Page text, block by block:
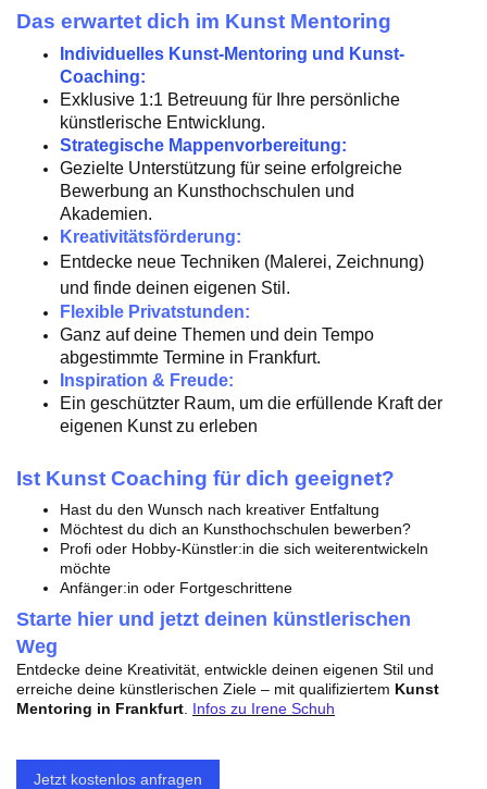
Das erwartet dich im Kunst Mentoring
Individuelles Kunst-Mentoring und Kunst-
Coaching:
Exklusive 1:1 Betreuung für Ihre persönliche
künstlerische Entwicklung.
Strategische Mappenvorbereitung:
Gezielte Unterstützung für seine erfolgreiche
Bewerbung an Kunsthochschulen und
Akademien.
Kreativitätsförderung:
Entdecke neue Techniken (Malerei, Zeichnung)
und finde deinen eigenen Stil.
Flexible Privatstunden:
Ganz auf deine Themen und dein Tempo
abgestimmte Termine in Frankfurt.
Inspiration & Freude:
Ein geschützter Raum, um die erfüllende Kraft der
eigenen Kunst zu erleben
Ist Kunst Coaching für dich geeignet?
Hast du den Wunsch nach kreativer Entfaltung
Möchtest du dich an Kunsthochschulen bewerben?
Profi oder Hobby-Künstler:in die sich weiterentwickeln
möchte
Anfänger:in oder Fortgeschrittene
Starte hier und jetzt deinen künstlerischen
Weg
Entdecke deine Kreativität, entwickle deinen eigenen Stil und
erreiche deine künstlerischen Ziele – mit qualifiziertem Kunst
Mentoring in Frankfurt Infos zu Irene Schuh
Jetzt kostenlos anfragen